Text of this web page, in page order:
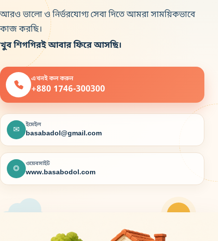
আরও ভালো ও নির্ভরযোগ্য সেবা দিতে আমরা সাময়িকভাবে
কাজ করছি।
খুব শিগগিরই আবার ফিরে আসছি।
এখনই কল করুন
+880 1746-300300
✉ ইমেইল
basabadol@gmail.com
◎ ওয়েবসাইট
www.basabodol.com